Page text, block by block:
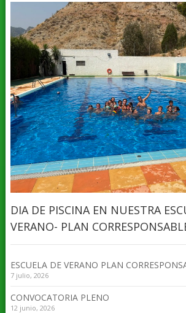
DIA DE PISCINA EN NUESTRA
VERANO- PLAN
ESCUELA DE VERANO PLAN
7 julio, 2026
CONVOCATORIA PLENO
12 junio, 2026